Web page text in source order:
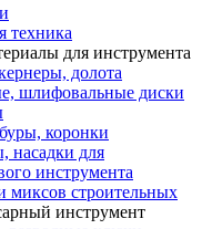
техника
для инструмента
долота
шлифовальные диски
коронки
насадки для
инструмента
миксов строительных
инструмент